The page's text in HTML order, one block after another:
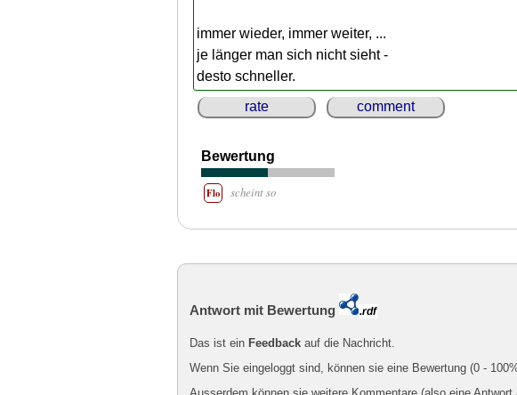
immer wieder, immer weiter, ...
je länger man sich nicht sieht -
desto schneller.
rate
comment
Bewertung
Flo scheint so
Antwort mit Bewertung .rdf
Das ist ein Feedback auf die Nachricht.
Wenn Sie eingeloggt sind, können sie eine Bewertung (0 -